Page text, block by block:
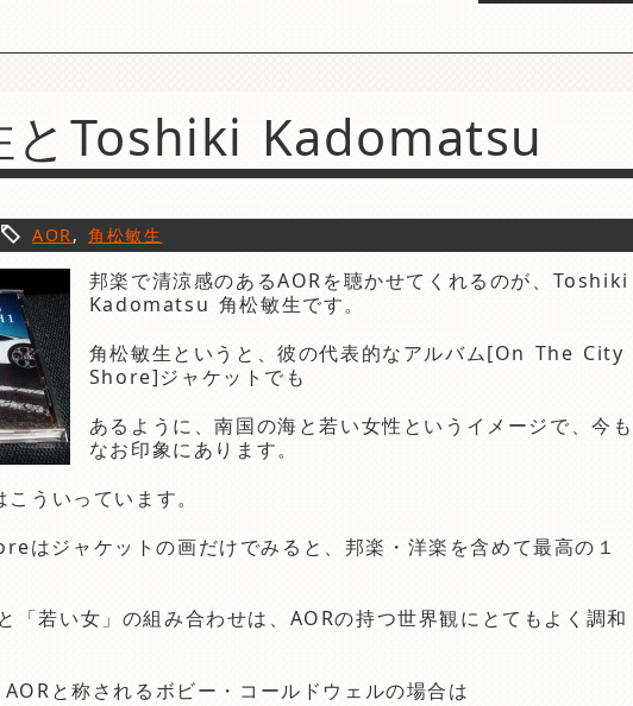
とToshiki Kadomatsu
AOR,角松敏生
邦楽で清涼感のあるAORを聴かせてくれるのが、Toshiki
Kadomatsu 角松敏生です。
角松敏生というと、彼の代表的なアルバム[On The City
Shore]ジャケットでも
あるように、南国の海と若い女性というイメージで、今も
なお印象にあります。
ういっています。
はジャケットの画だけでみると、邦楽・洋楽を含めて最高の１
「若い女」の組み合わせは、AORの持つ世界観にとてもよく調和
と称されるボビー・コールドウェルの場合は